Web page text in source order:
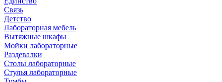
Связь
Детство
Лабораторная мебель
Вытяжные шкафы
Мойки лабораторные
Раздевалки
Столы лабораторные
Стулья лабораторные